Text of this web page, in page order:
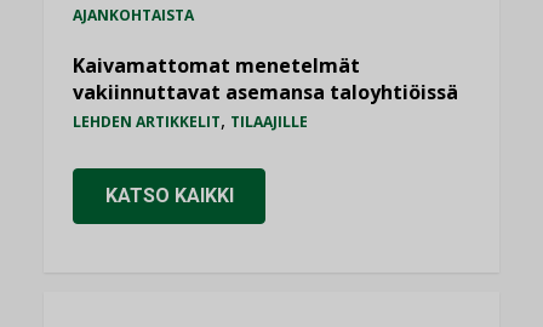
AJANKOHTAISTA
Kaivamattomat menetelmät
vakiinnuttavat asemansa taloyhtiöissä
LEHDEN ARTIKKELIT, TILAAJILLE
KATSO KAIKKI